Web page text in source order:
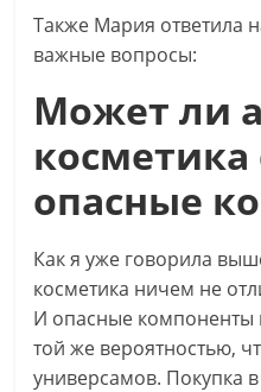
Также Мария ответила
важные вопросы:
Может ли
опасные
Как я уже говорила
косметика ничем не
И опасные компоненты
той же вероятностью,
универсамов. Покупка